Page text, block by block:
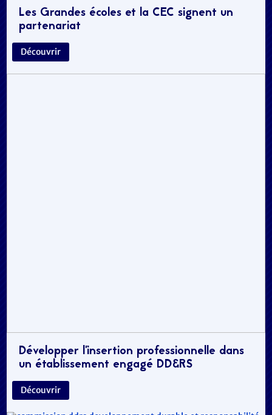
Les Grandes écoles et la CEC signent un
partenariat
Découvrir
Développer l’insertion professionnelle dans
un établissement engagé DD&RS
Découvrir